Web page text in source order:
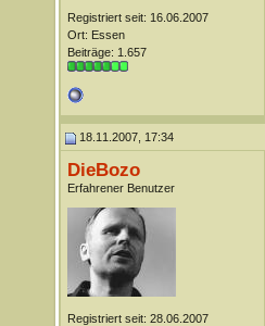
Registriert seit: 16.06.2007
Ort: Essen
Beiträge: 1.657
18.11.2007, 17:34
DieBozo
Erfahrener Benutzer
Registriert seit: 28.06.2007